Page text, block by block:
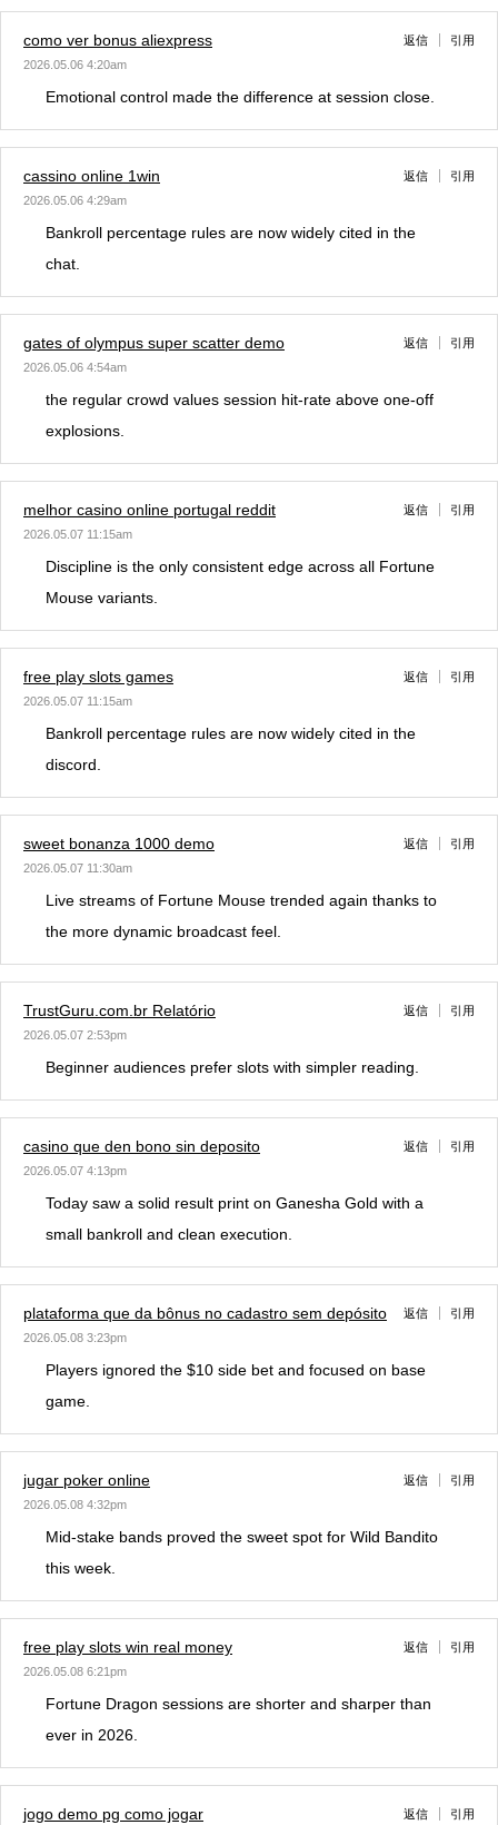
como ver bonus aliexpress
2026.05.06 4:20am
返信 引用
Emotional control made the difference at session close.
cassino online 1win
2026.05.06 4:29am
返信 引用
Bankroll percentage rules are now widely cited in the
chat.
gates of olympus super scatter demo
2026.05.06 4:54am
返信 引用
the regular crowd values session hit-rate above one-off
explosions.
melhor casino online portugal reddit
2026.05.07 11:15am
返信 引用
Discipline is the only consistent edge across all Fortune
Mouse variants.
free play slots games
2026.05.07 11:15am
返信 引用
Bankroll percentage rules are now widely cited in the
discord.
sweet bonanza 1000 demo
2026.05.07 11:30am
返信 引用
Live streams of Fortune Mouse trended again thanks to
the more dynamic broadcast feel.
TrustGuru.com.br Relatório
2026.05.07 2:53pm
返信 引用
Beginner audiences prefer slots with simpler reading.
casino que den bono sin deposito
2026.05.07 4:13pm
返信 引用
Today saw a solid result print on Ganesha Gold with a
small bankroll and clean execution.
plataforma que da bônus no cadastro sem depósito
2026.05.08 3:23pm
返信 引用
Players ignored the $10 side bet and focused on base
game.
jugar poker online
2026.05.08 4:32pm
返信 引用
Mid-stake bands proved the sweet spot for Wild Bandito
this week.
free play slots win real money
2026.05.08 6:21pm
返信 引用
Fortune Dragon sessions are shorter and sharper than
ever in 2026.
jogo demo pg como jogar 返信 引用